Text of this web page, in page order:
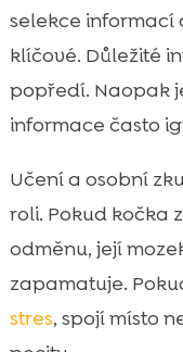
selekce informací
klíčové. Důležité
popředí. Naopak
informace často
Učení a osobní
roli. Pokud kočka
odměnu, její
zapamatuje.
stres, spojí místo